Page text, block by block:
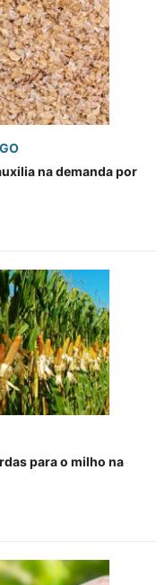
na demanda por
para o milho na